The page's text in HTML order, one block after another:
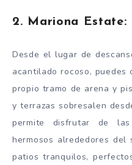
2. Mariona Estate:
Desde el lugar de
acantilado rocoso, puedes
propio tramo de arena y
y terrazas sobresalen
permite disfrutar de
hermosos alrededores del
patios tranquilos,